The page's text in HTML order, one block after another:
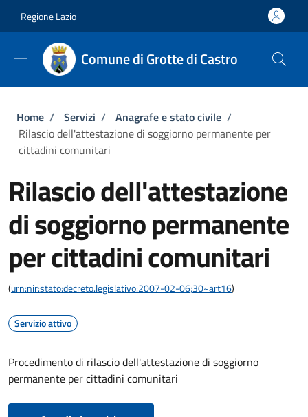
Regione Lazio
Comune di Grotte di Castro
Briciole di pane
Home / Servizi / Anagrafe e stato civile /
Rilascio dell'attestazione di soggiorno permanente per
cittadini comunitari
Rilascio dell'attestazione
di soggiorno permanente
per cittadini comunitari
(urn:nir:stato:decreto.legislativo:2007-02-06;30~art16)
Servizio attivo
Procedimento di rilascio dell'attestazione di soggiorno
permanente per cittadini comunitari